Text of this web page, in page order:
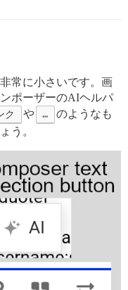
常に小さいです。画
ポーザーのAIヘルパ
ク や …
のようなも
う。